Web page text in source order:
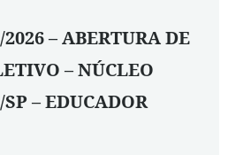
– ABERTURA DE
– NÚCLEO
– EDUCADOR